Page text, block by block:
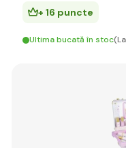
+ 16 puncte
Ultima bucată în stoc